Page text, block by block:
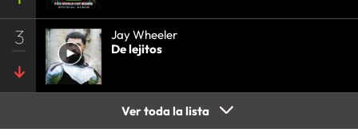
3
Jay Wheeler
De lejitos
Ver toda la lista